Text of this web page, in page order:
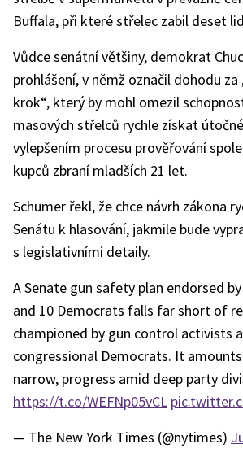
Buffala, při které střelec zabil deset
Vůdce senátní většiny, demokrat
prohlášení, v němž označil dohodu za
krok“, který by mohl omezil
masových střelců rychle získat
vylepšením procesu prověřování
kupců zbraní mladších 21 let.
Schumer řekl, že chce návrh zákona
Senátu k hlasování, jakmile bude
s legislativními detaily.
A Senate gun safety plan endorsed
and 10 Democrats falls far short of
championed by gun control activists
congressional Democrats. It
narrow, progress amid deep party
https://t.co/WEFNp05vCL
— The New York Times (@nytimes)